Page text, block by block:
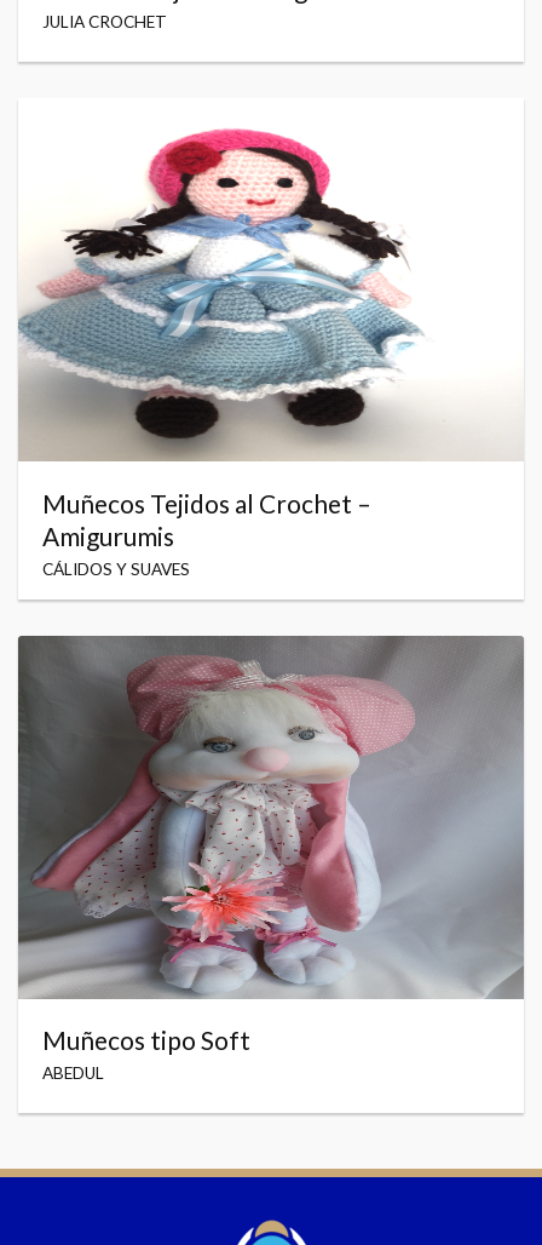
JULIA CROCHET
Muñecos Tejidos al Crochet –
Amigurumis
CÁLIDOS Y SUAVES
Muñecos tipo Soft
ABEDUL